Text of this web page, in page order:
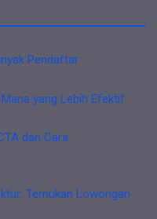
Pendaftar
yang Lebih Efektif
dan Cara
Temukan Lowongan